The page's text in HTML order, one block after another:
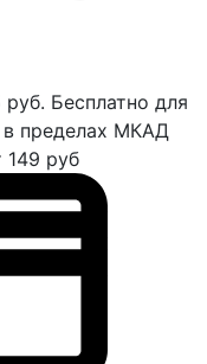
Бесплатно для
в пределах МКАД
руб